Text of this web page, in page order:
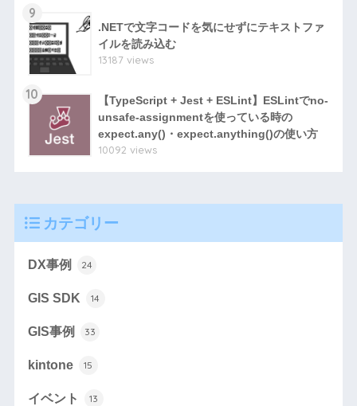
9
.NETで文字コードを気にせずにテキストファ
イルを読み込む
13187 views
10
【TypeScript + Jest + ESLint】ESLintでno-
unsafe-assignmentを使っている時の
expect.any()・expect.anything()の使い方
10092 views
カテゴリー
DX事例 24
GIS SDK 14
GIS事例 33
kintone 15
イベント 13